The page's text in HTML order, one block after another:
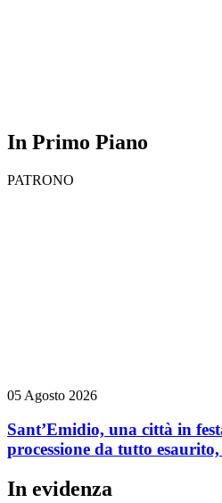
In Primo Piano
PATRONO
05 Agosto 2026
Sant’Emidio, una città in
processione da tutto
In evidenza